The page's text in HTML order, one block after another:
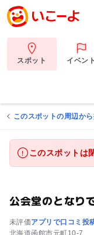
スポット イベント
このスポットの周辺か
このスポットは
公会堂のとなり
未評価アプリで口コミ投
北海道函館市元町10-7